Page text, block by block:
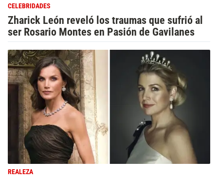
CELEBRIDADES
Zharick León reveló los traumas que sufrió al
ser Rosario Montes en Pasión de Gavilanes
REALEZA